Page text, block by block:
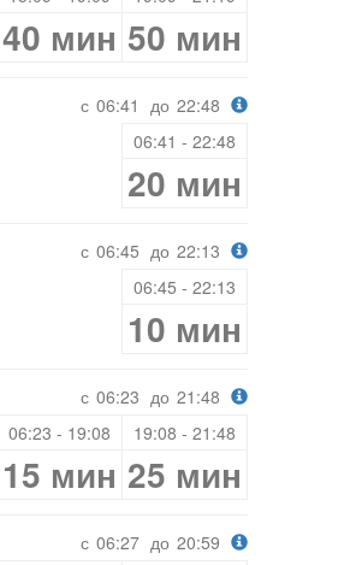
40 мин 50 мин
с 06:41 до 22:48
06:41 - 22:48
20 мин
с 06:45 до 22:13
06:45 - 22:13
10 мин
с 06:23 до 21:48
06:23 - 19:08
19:08 - 21:48
15 мин 25 мин
с 06:27 до 20:59